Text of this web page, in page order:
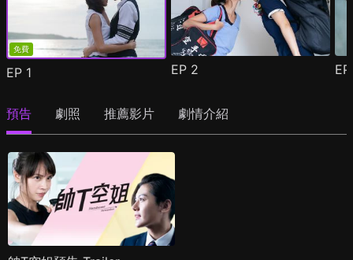
免費
EP 1 EP 2
預告 劇照 推薦影片 劇情介紹